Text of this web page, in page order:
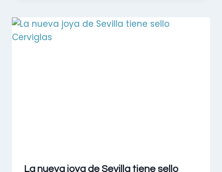
La nueva joya de Sevilla tiene sello